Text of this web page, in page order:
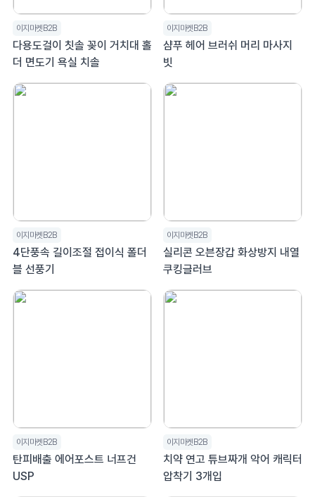
이지마켓B2B
다용도걸이 칫솔 꽂이 거치대 홀
더 면도기 욕실 치솔
이지마켓B2B
샴푸 헤어 브러쉬 머리 마사지
빗
이지마켓B2B
4단풍속 길이조절 접이식 폴더
블 선풍기
이지마켓B2B
실리콘 오븐장갑 화상방지 내열
쿠킹글러브
이지마켓B2B
탄피배출 에어포스트 너프건
USP
이지마켓B2B
치약 연고 튜브짜개 악어 캐릭터
압착기 3개입